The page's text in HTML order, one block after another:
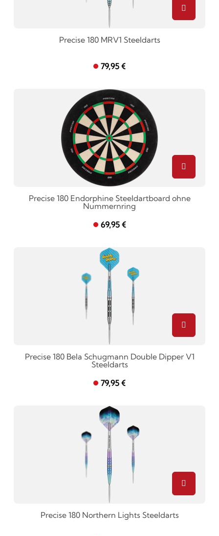
Precise 180 MRV1 Steeldarts
79,95 €
Precise 180 Endorphine Steeldartboard ohne
Nummernring
69,95 €
Precise 180 Bela Schugmann Double Dipper V1
Steeldarts
79,95 €
Precise 180 Northern Lights Steeldarts